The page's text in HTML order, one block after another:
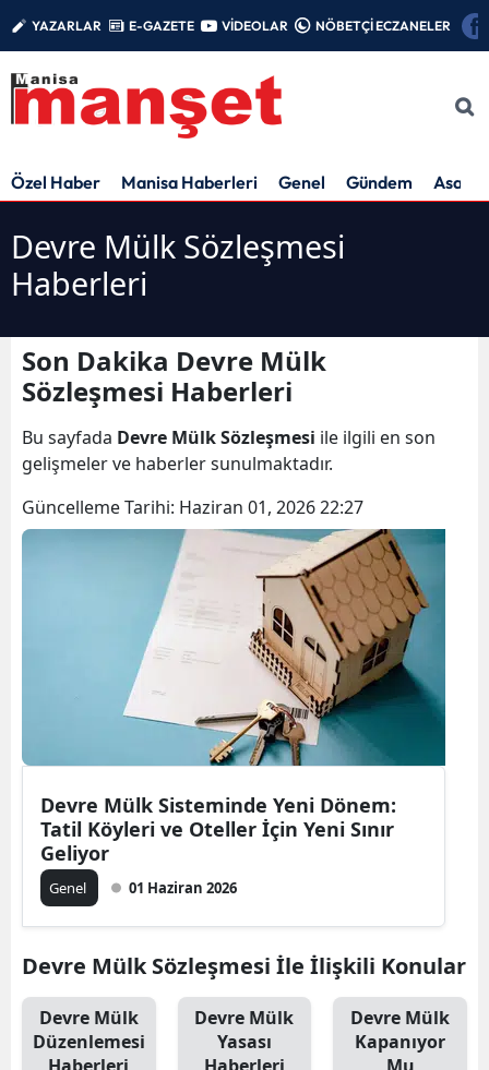
YAZARLAR E-GAZETE VİDEOLAR NÖBETÇİ ECZANELER
Özel Haber Manisa Haberleri Genel Gündem Asayiş
Devre Mülk Sözleşmesi
Haberleri
Son Dakika Devre Mülk
Sözleşmesi Haberleri
Bu sayfada Devre Mülk Sözleşmesi ile ilgili en son
gelişmeler ve haberler sunulmaktadır.
Güncelleme Tarihi: Haziran 01, 2026 22:27
Devre Mülk Sisteminde Yeni Dönem:
Tatil Köyleri ve Oteller İçin Yeni Sınır
Geliyor
Genel 01 Haziran 2026
Devre Mülk Sözleşmesi İle İlişkili Konular
Devre Mülk
Düzenlemesi
Devre Mülk
Yasası
Devre Mülk
Kapanıyor